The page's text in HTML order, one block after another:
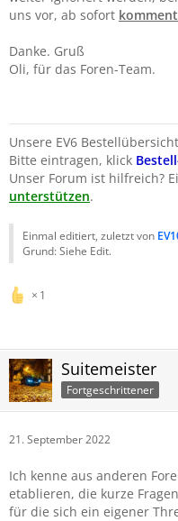
uns vor, ab sofort
Danke. Gruß
Oli, für das Foren-Team.
Unsere EV6
Bitte eintragen, klick
Unser Forum ist hilfreich?
unterstützen.
Einmal editiert, zuletzt von
Grund: Siehe Edit.
1
Suitemeister
Fortgeschrittener
21. September 2022
Ich kenne aus anderen
etablieren, die kurze
für die sich ein eigener